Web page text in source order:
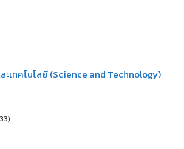
เทคโนโลยี (Science and Technology)